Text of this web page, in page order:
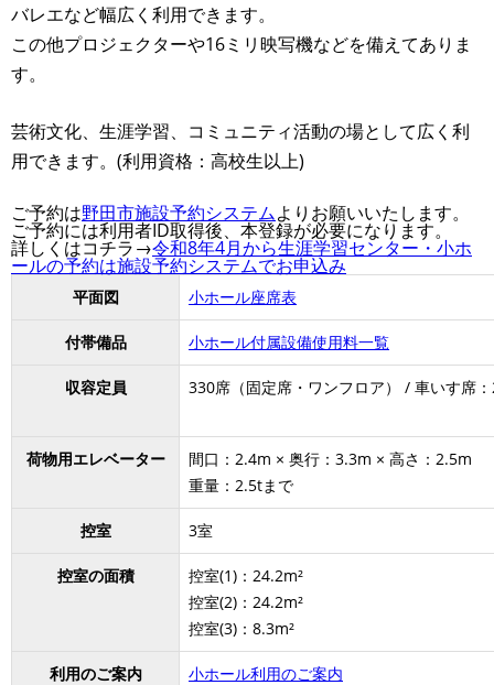
バレエなど幅広く利用できます。
この他プロジェクターや16ミリ映写機などを備えてありま
す。
芸術文化、生涯学習、コミュニティ活動の場として広く利
用できます。(利用資格：高校生以上)
ご予約は野田市施設予約システムよりお願いいたします。
ご予約には利用者ID取得後、本登録が必要になります。
詳しくはコチラ→令和8年4月から生涯学習センター・小ホ
ールの予約は施設予約システムでお申込み
平面図 小ホール座席表
付帯備品 小ホール付属設備使用料一覧
収容定員 330席（固定席・ワンフロア） / 車いす席
荷物用エレベーター
間口：2.4m × 奥行：3.3m × 高さ：2.5m
重量：2.5tまで
控室 3室
控室の面積
控室(1)：24.2m²
控室(2)：24.2m²
控室(3)：8.3m²
利用のご案内 小ホール利用のご案内